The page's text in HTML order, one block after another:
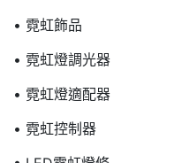
• 霓虹飾品
• 霓虹燈調光器
• 霓虹燈適配器
• 霓虹控制器